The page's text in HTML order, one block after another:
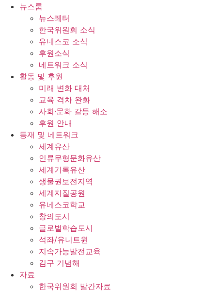
뉴스룸
뉴스레터
한국위원회 소식
유네스코 소식
후원소식
네트워크 소식
활동 및 후원
미래 변화 대처
교육 격차 완화
사회∙문화 갈등 해소
후원 안내
등재 및 네트워크
세계유산
인류무형문화유산
세계기록유산
생물권보전지역
세계지질공원
유네스코학교
창의도시
글로벌학습도시
석좌/유니트윈
지속가능발전교육
김구 기념해
자료
한국위원회 발간자료